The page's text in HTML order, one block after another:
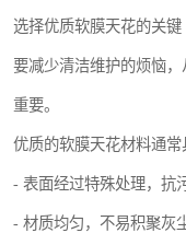
选择优质软膜天花的关键
要减少清洁维护的烦恼
重要。
优质的软膜天花材料通常
- 表面经过特殊处理，抗
- 材质均匀，不易积聚灰